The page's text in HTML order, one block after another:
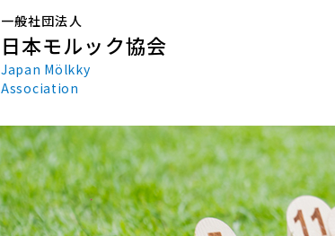
一般社団法人
日本モルック協会
Japan Mölkky
Association